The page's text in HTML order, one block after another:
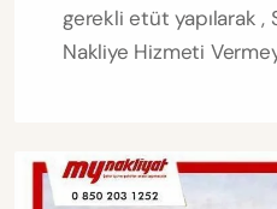
gerekli etüt yapılarak ,
Nakliye Hizmeti